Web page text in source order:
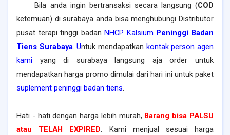
Bila anda ingin bertransaksi secara langsung (COD
ketemuan) di surabaya anda bisa menghubungi Distributor
pusat terapi tinggi badan NHCP Kalsium Peninggi Badan
Tiens Surabaya.Untuk mendapatkan kontak person agen
kami yang di surabayalangsung aja order untuk
mendapatkan harga promo dimulai dari hari ini untuk paket
suplement peninggi badan tiens.
Hati - hati dengan harga lebih murah, Barang bisa PALSU
atau TELAH EXPIRED. Kami menjual sesuai harga